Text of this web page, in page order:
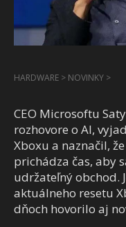
HARDWARE > NOVINKY >
CEO Microsoftu
rozhovore o AI,
Xboxu a naznačil,
prichádza čas, aby
udržateľný obchod.
aktuálneho resetu
dňoch hovorilo aj